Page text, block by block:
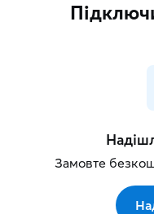
Замовте